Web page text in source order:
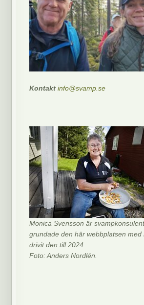
Kontaktinfo@svamp.se
Monica Svensson är
grundade den här webbplatsen med
drivit den till 2024.
Foto: Anders Nordlén.